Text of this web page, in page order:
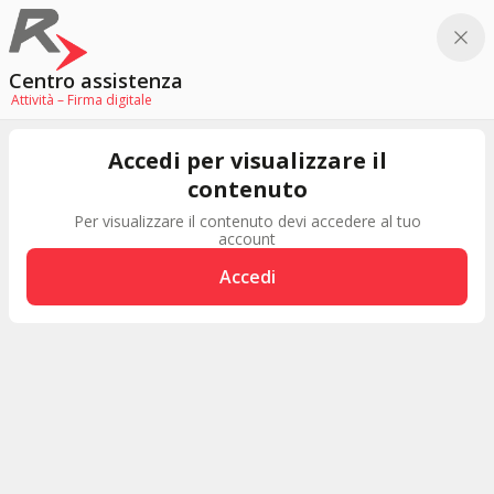
Centro assistenza
Attività – Firma digitale
Accedi per visualizzare il
contenuto
Per visualizzare il contenuto devi accedere al tuo
account
Accedi